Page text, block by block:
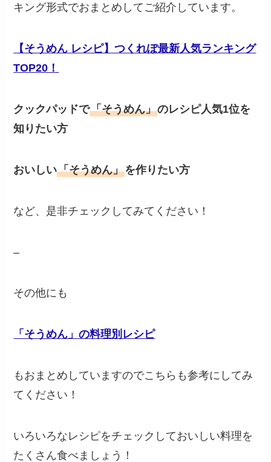
キング形式でおまとめしてご紹介しています。
【そうめん レシピ】つくれぽ最新人気ランキング
TOP20！
クックパッドで「そうめん」のレシピ人気1位を
知りたい方
おいしい「そうめん」を作りたい方
など、是非チェックしてみてください！
–
その他にも
「そうめん」の料理別レシピ
もおまとめしていますのでこちらも参考にしてみ
てください！
いろいろなレシピをチェックしておいしい料理を
たくさん食べましょう！